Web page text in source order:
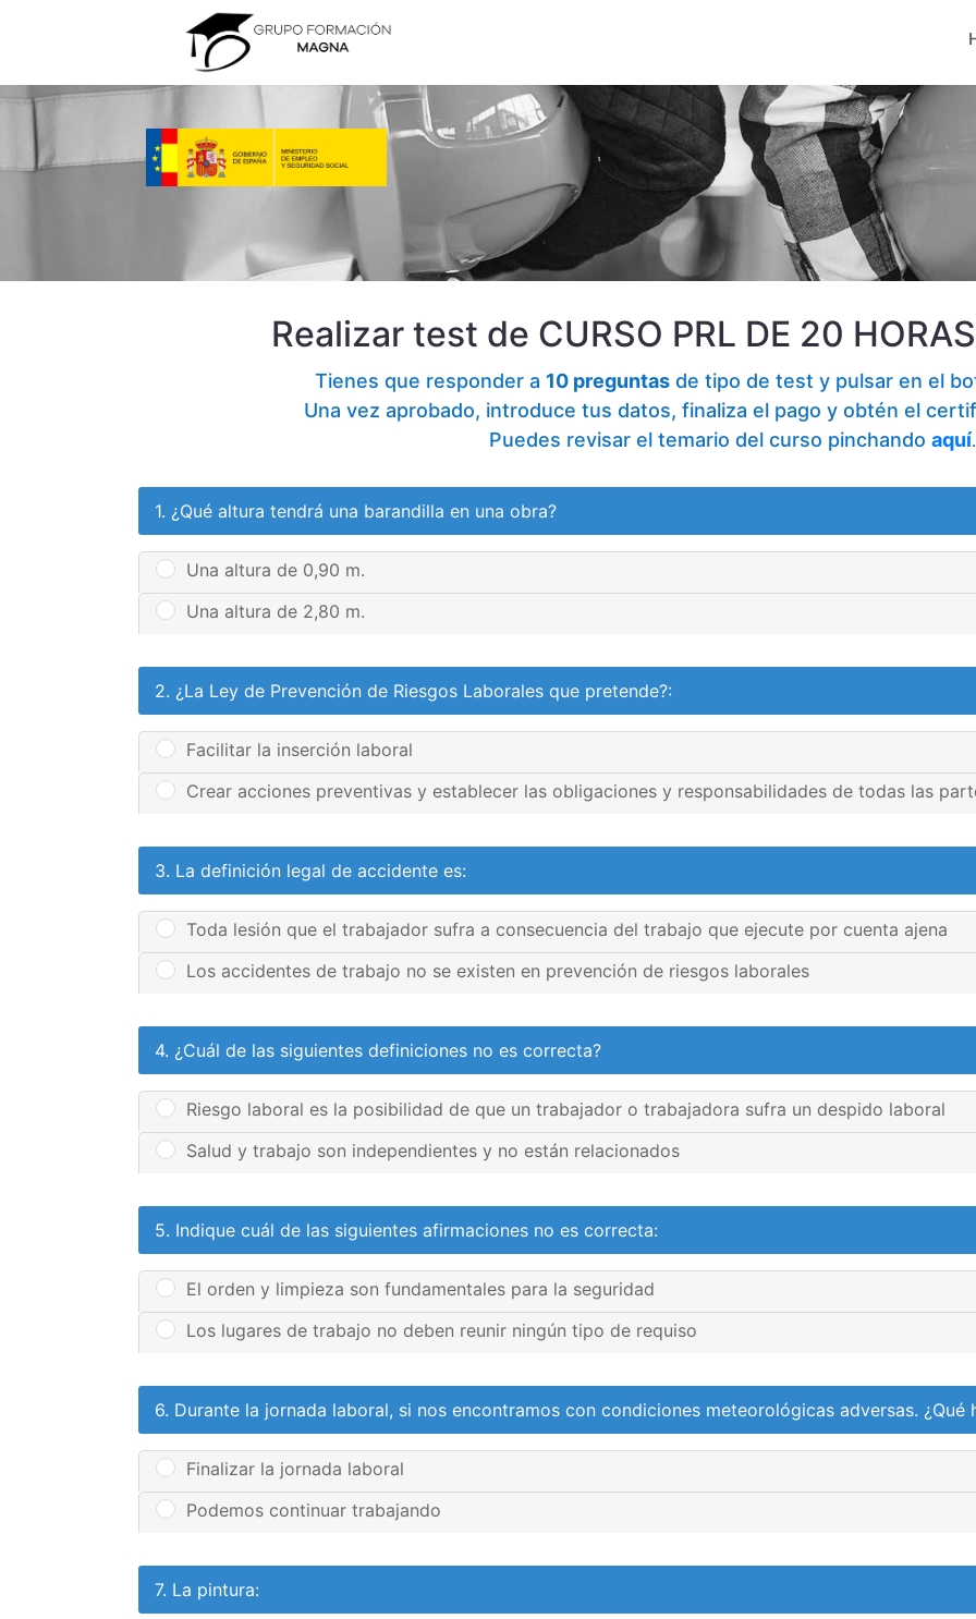
Realizar test de CURSO PRL DE 20
Tienes que responder a 10 preguntasde tipo de test y pulsar en el
Una vez aprobado, introduce tus datos, finaliza el pago y obtén el
Puedes revisar el temario del curso pinchando aquí.
1. ¿Qué altura tendrá una barandilla en una obra?
Una altura de 0,90 m.
Una altura de 2,80 m.
2. ¿La Ley de Prevención de Riesgos Laborales que pretende?:
Facilitar la inserción laboral
Crear acciones preventivas y establecer las obligaciones y responsabilidades de todas las
3. La definición legal de accidente es:
Toda lesión que el trabajador sufra a consecuencia del trabajo que ejecute por cuenta ajena
Los accidentes de trabajo no se existen en prevención de riesgos laborales
4. ¿Cuál de las siguientes definiciones no es correcta?
Riesgo laboral es la posibilidad de que un trabajador o trabajadora sufra un despido laboral
Salud y trabajo son independientes y no están relacionados
5. Indique cuál de las siguientes afirmaciones no es correcta:
El orden y limpieza son fundamentales para la seguridad
Los lugares de trabajo no deben reunir ningún tipo de requiso
6. Durante la jornada laboral, si nos encontramos con condiciones meteorológicas adversas. ¿Qué
Finalizar la jornada laboral
Podemos continuar trabajando
7. La pintura: